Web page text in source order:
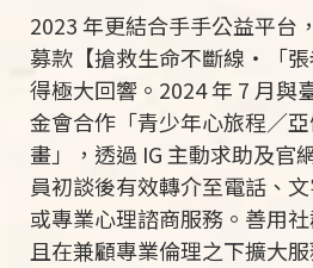
2023年更結合手手公益平台
募款【搶救生命不斷線・「
得極大回響。 2024年 7月與
金會合作「青少年心旅程／
畫」，透過 IG主動求助及官
員初談後有效轉介至電話、
或專業心理諮商服務。善用
且在兼顧專業倫理之下擴大服